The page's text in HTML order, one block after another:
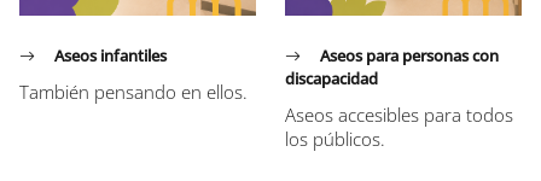
Aseos infantiles
También pensando en ellos.
Aseos para personas con
discapacidad
Aseos accesibles para todos
los públicos.